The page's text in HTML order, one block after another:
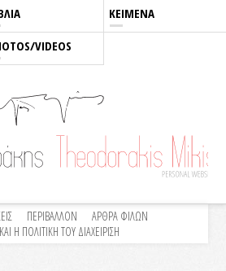
ΚΕΙΜΕΝΑ
VIDEOS
ΠΕΡΙΒΑΛΛΟΝ
ΑΡΘΡΑ ΦΙΛΩΝ
Η ΠΟΛΙΤΙΚΗ ΤΟΥ ΔΙΑΧΕΙΡΙΣΗ